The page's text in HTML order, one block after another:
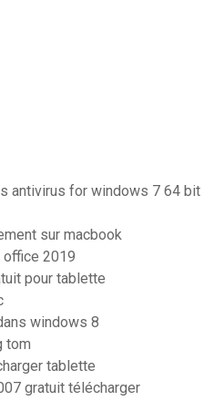
antivirus for windows 7 64 bit
sur macbook
office 2019
pour tablette
windows 8
tom
tablette
gratuit télécharger